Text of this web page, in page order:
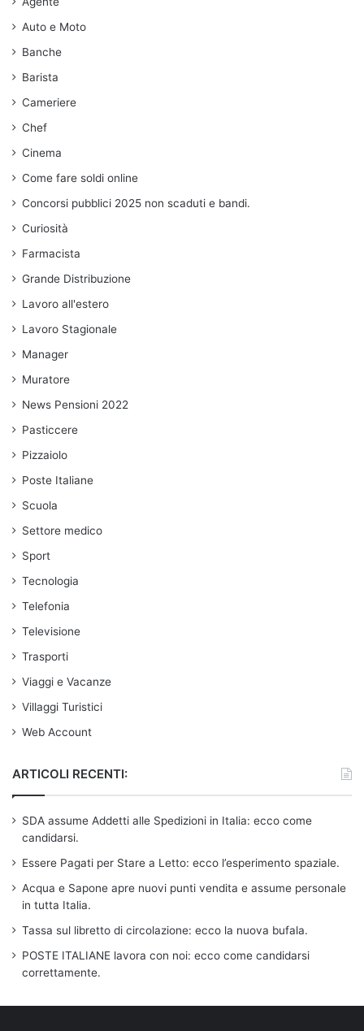
Auto e Moto
Banche
Barista
Cameriere
Chef
Cinema
Come fare soldi online
Concorsi pubblici 2025 non scaduti e bandi.
Curiosità
Farmacista
Grande Distribuzione
Lavoro all'estero
Lavoro Stagionale
Manager
Muratore
News Pensioni 2022
Pasticcere
Pizzaiolo
Poste Italiane
Scuola
Settore medico
Sport
Tecnologia
Telefonia
Televisione
Trasporti
Viaggi e Vacanze
Villaggi Turistici
Web Account
ARTICOLI RECENTI:
SDA assume Addetti alle Spedizioni in Italia: ecco come
candidarsi.
Essere Pagati per Stare a Letto: ecco l’esperimento spaziale.
Acqua e Sapone apre nuovi punti vendita e assume personale
in tutta Italia.
Tassa sul libretto di circolazione: ecco la nuova bufala.
POSTE ITALIANE lavora con noi: ecco come candidarsi
correttamente.